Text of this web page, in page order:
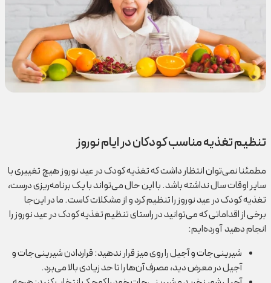
تنظیم تغذیه مناسب کودکان در ایام نوروز
مطمئنا نمی‌توان انتظار داشت که تغذیه کودک در عید نوروز هیچ تغییری با
سایر اوقات سال نداشته باشد. با این حال می‌تواند با یک برنامه‌ریزی درست،
تغذیه کودک در عید نوروز را تنظیم کرد و از مشکلات کاست. ما در این‌جا
برخی از اقداماتی که می‌توانید در راستای تنظیم تغذیه کودک در عید نوروز را
انجام دهید آورده‌ایم:
شیرینی‌جات و آجیل را روی میز قرار ندهید: قرار‌دادن شیرینی‌جات و
آجیل در معرض دید، مصرف آن‌ها را تا حد زیادی بالا می‌برد.